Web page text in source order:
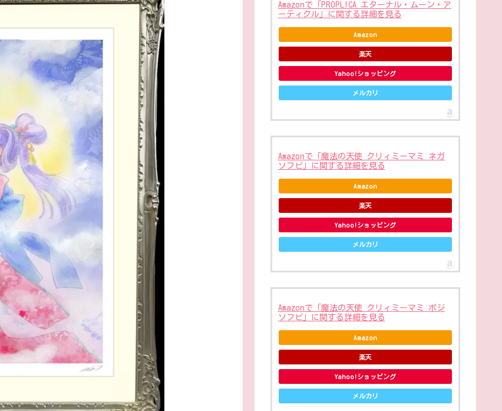
Amazonで「PROPLICA エターナル・ムーン・ア
ーティクル」に関する詳細を見る
Amazon
楽天
Yahoo!ショッピング
メルカリ
Amazonで「魔法の天使 クリィミーマミ ネガ
ソフビ」に関する詳細を見る
Amazon
楽天
Yahoo!ショッピング
メルカリ
Amazonで「魔法の天使 クリィミーマミ ポジ
ソフビ」に関する詳細を見る
Amazon
楽天
Yahoo!ショッピング
メルカリ